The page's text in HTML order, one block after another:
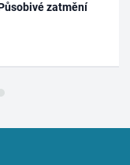
zatmění